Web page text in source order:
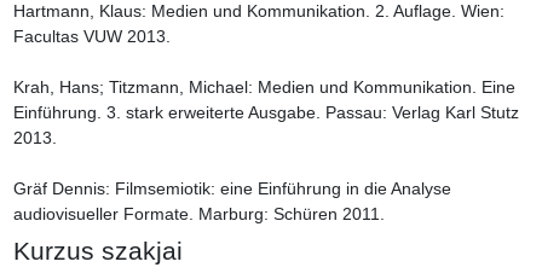
Hartmann, Klaus: Medien und Kommunikation. 2. Auflage. Wien:
Facultas VUW 2013.
Krah, Hans; Titzmann, Michael: Medien und Kommunikation. Eine
Einführung. 3. stark erweiterte Ausgabe. Passau: Verlag Karl Stutz
2013.
Gräf Dennis: Filmsemiotik: eine Einführung in die Analyse
audiovisueller Formate. Marburg: Schüren 2011.
Kurzus szakjai